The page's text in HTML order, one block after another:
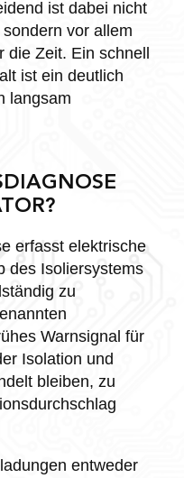
ist dabei nicht
vor allem
die Zeit. Ein schnell
ist ein deutlich
langsam
erfasst elektrische
des Isoliersystems
zu
Warnsignal für
Isolation und
bleiben, zu
entweder